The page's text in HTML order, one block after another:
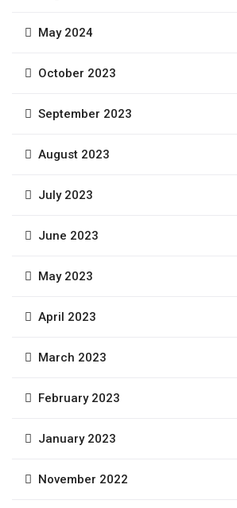
May 2024
October 2023
September 2023
August 2023
July 2023
June 2023
May 2023
April 2023
March 2023
February 2023
January 2023
November 2022